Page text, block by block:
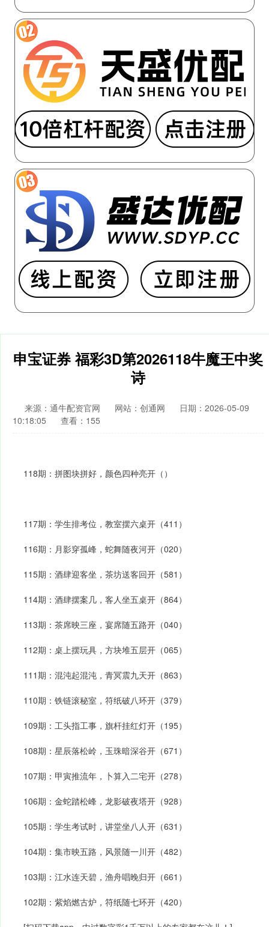
申宝证券 福彩3D第2026118牛魔王中奖
诗
来源：通牛配资官网 网站：创通网
日期：2026-05-09
10:18:05
查看：155
118期：拼图块拼好，颜色四种亮开（）
117期：学生排考位，教室摆六桌开（411）
116期：月影穿孤峰，蛇舞随夜河开（020）
115期：酒肆迎客坐，茶坊送客回开（581）
114期：酒肆摆案几，客人坐五桌开（864）
113期：茶席映三座，宴席随五路开（040）
112期：桌上摆玩具，方块堆五层开（065）
111期：混沌起混沌，青冥震九天开（863）
110期：铁链滚秘室，符纸破八环开（379）
109期：工头指工事，旗杆挂红灯开（195）
108期：星辰落松岭，玉珠暗深谷开（671）
107期：甲寅推流年，卜算入二宅开（278）
106期：金蛇踏松峰，龙影破夜塔开（928）
105期：学生考试时，讲堂坐八人开（631）
104期：集市映五路，风景随一川开（482）
103期：江水连天碧，渔舟唱晚归开（661）
102期：紫焰燃古炉，符纸随七环开（420）